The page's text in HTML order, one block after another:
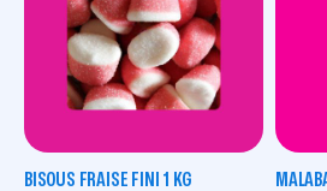
BISOUS FRAISE FINI 1 KG